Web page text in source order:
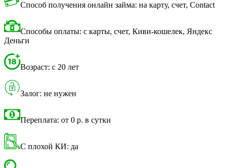
Способ получения онлайн займа: на карту, счет, Contact
Способы оплаты: с карты, счет, Киви-кошелек, Яндекс
Деньги
Возраст: с 20 лет
Залог: не нужен
Переплата: от 0 р. в сутки
С плохой КИ: да